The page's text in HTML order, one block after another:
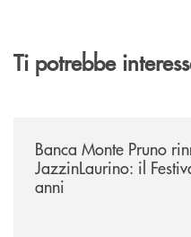
Ti potrebbe
Banca Monte Pruno
JazzinLaurino: il
anni